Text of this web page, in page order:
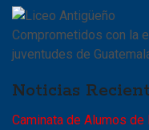
Comprometidos con la
juventudes de
Noticias
Caminata de Alumos